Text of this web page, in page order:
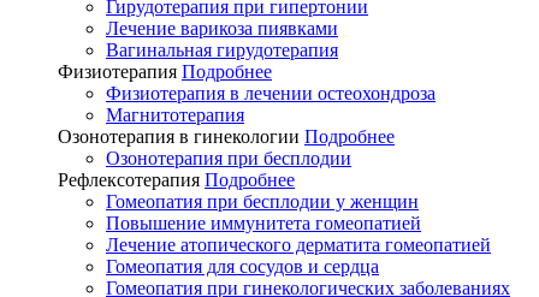
Гирудотерапия при гипертонии
Лечение варикоза пиявками
Вагинальная гирудотерапия
Физиотерапия Подробнее
Физиотерапия в лечении остеохондроза
Магнитотерапия
Озонотерапия в гинекологии Подробнее
Озонотерапия при бесплодии
Рефлексотерапия Подробнее
Гомеопатия при бесплодии у женщин
Повышение иммунитета гомеопатией
Лечение атопического дерматита гомеопатией
Гомеопатия для сосудов и сердца
Гомеопатия при гинекологических заболеваниях